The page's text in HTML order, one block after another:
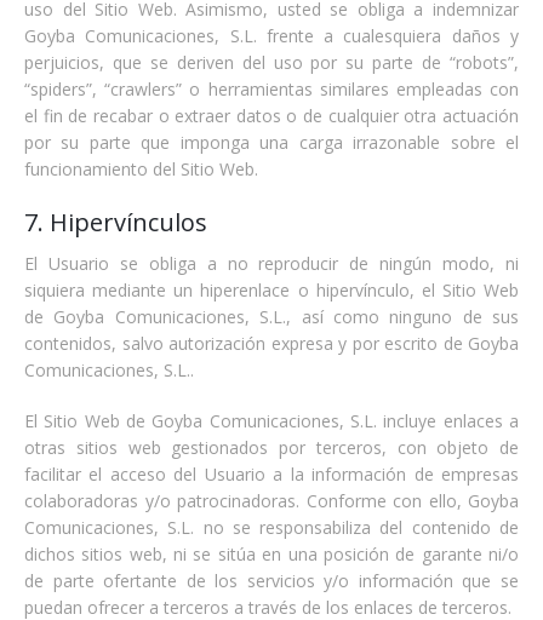
uso del Sitio Web. Asimismo, usted se obliga a indemnizar
Goyba Comunicaciones, S.L. frente a cualesquiera daños y
perjuicios, que se deriven del uso por su parte de “robots”,
“spiders”, “crawlers” o herramientas similares empleadas con
el fin de recabar o extraer datos o de cualquier otra actuación
por su parte que imponga una carga irrazonable sobre el
funcionamiento del Sitio Web.
7. Hipervínculos
El Usuario se obliga a no reproducir de ningún modo, ni
siquiera mediante un hiperenlace o hipervínculo, el Sitio Web
de Goyba Comunicaciones, S.L., así como ninguno de sus
contenidos, salvo autorización expresa y por escrito de Goyba
Comunicaciones, S.L..
El Sitio Web de Goyba Comunicaciones, S.L. incluye enlaces a
otras sitios web gestionados por terceros, con objeto de
facilitar el acceso del Usuario a la información de empresas
colaboradoras y/o patrocinadoras. Conforme con ello, Goyba
Comunicaciones, S.L. no se responsabiliza del contenido de
dichos sitios web, ni se sitúa en una posición de garante ni/o
de parte ofertante de los servicios y/o información que se
puedan ofrecer a terceros a través de los enlaces de terceros.